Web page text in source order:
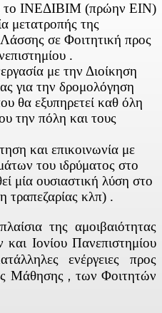
το ΙΝΕΔΙΒΙΜ (πρώην ΕΙΝ)
μετατροπής της
σε Φοιτητική προς
.
με την Διοίκηση
για την δρομολόγηση
θα εξυπηρετεί καθ όλη
την πόλη και τους
και επικοινωνία με
του ιδρύματος στο
μία ουσιαστική λύση στο
τραπεζαρίας κλπ) .
της αμοιβαιότητας
Ιονίου Πανεπιστημίου
ενέργειες προς
Μάθησης , των Φοιτητών